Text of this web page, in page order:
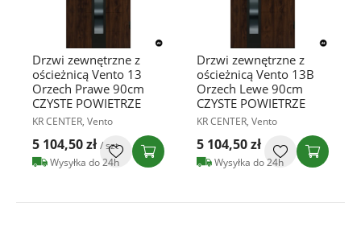
Drzwi zewnętrzne z
ościeżnicą Vento 13
Orzech Prawe 90cm
CZYSTE POWIETRZE
KR CENTER, Vento
5 104,50 zł / szt
Wysyłka do 24h
Drzwi zewnętrzne z
ościeżnicą Vento 13B
Orzech Lewe 90cm
CZYSTE POWIETRZE
KR CENTER, Vento
5 104,50 zł
Wysyłka do 24h